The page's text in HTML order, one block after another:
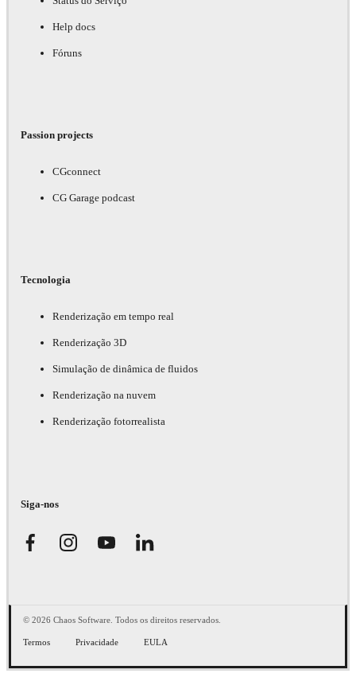
Help docs
Fóruns
Passion projects
CGconnect
CG Garage podcast
Tecnologia
Renderização em tempo real
Renderização 3D
Simulação de dinâmica de fluidos
Renderização na nuvem
Renderização fotorrealista
Siga-nos
© 2026 Chaos Software. Todos os direitos reservados.
Termos Privacidade EULA